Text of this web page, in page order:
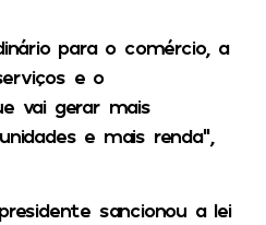
para o comércio, a
e o
vai gerar mais
e mais renda”,
sancionou a lei